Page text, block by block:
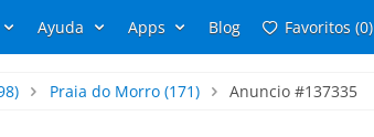
Ayuda Apps Blog Favoritos (0)
Praia do Morro(171) Anuncio #137335